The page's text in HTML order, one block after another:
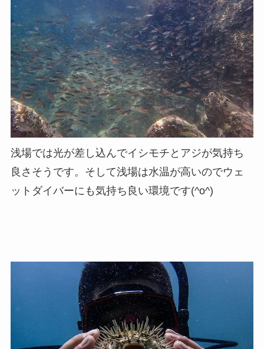
浅場では光が差し込んでイシモチとアジが気持ち
良さそうです。そして浅場は水温が高いのでウェ
ットダイバーにも気持ち良い環境です(^o^)